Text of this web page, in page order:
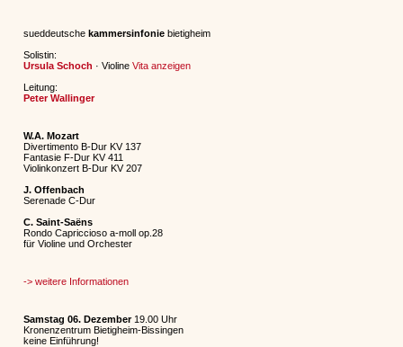
sueddeutschekammersinfonie bietigheim
Solistin:
Ursula Schoch · ViolineVita anzeigen
Leitung:
Peter Wallinger
W.A. Mozart
Divertimento B-Dur KV 137
Fantasie F-Dur KV 411
Violinkonzert B-Dur KV 207
J. Offenbach
Serenade C-Dur
C. Saint-Saëns
Rondo Capriccioso a-moll op.28
für Violine und Orchester
-> weitere Informationen
Samstag 06. Dezember 19.00 Uhr
Kronenzentrum Bietigheim-Bissingen
keine Einführung!